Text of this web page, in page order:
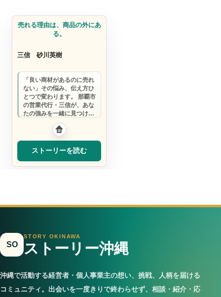
営業代行
売れる理由は、商品の外にあ
る。
三信 砂川英樹
「良い商材があるのに売れ
ない」その悩み、伝え方ひ
とつで変わります。 那覇市
の営業代行・三信が、あな
たの強みを一緒に見つけま
ストーリーを読む
SO
STORY OKINAWA
ストーリー沖縄
沖縄で活動する経営者・個人事業主の想い、挑戦、人柄を届ける
コミュニティ。出会いを一度きりで終わらせず、相談・紹介・応